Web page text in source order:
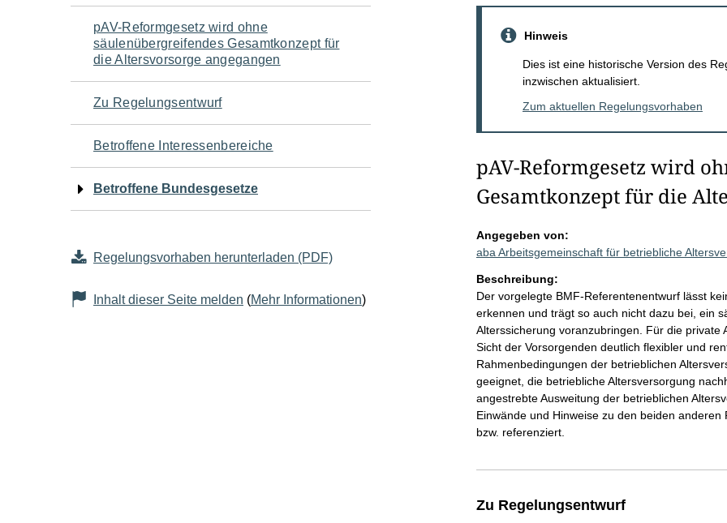
Navigation
für
den
Seiteninhalt
pAV-Reformgesetz wird ohne
säulenübergreifendes Gesamtkonzept für
die Altersvorsorge angegangen
Zu Regelungsentwurf
Betroffene Interessenbereiche
Betroffene Bundesgesetze
Regelungsvorhaben herunterladen (PDF)
Inhalt dieser Seite melden (Mehr Informationen)
Hinweis
Dies ist eine historische Version des
inzwischen aktualisiert.
Zum aktuellen Regelungsvorhaben
pAV-Reformgesetz wird
Gesamtkonzept für die
Angegeben von:
aba Arbeitsgemeinschaft für betriebliche
Beschreibung:
Der vorgelegte BMF-Referentenentwurf lässt
erkennen und trägt so auch nicht dazu bei, ein
Alterssicherung voranzubringen. Für die
Sicht der Vorsorgenden deutlich flexibler und
Rahmenbedingungen der betrieblichen
geeignet, die betriebliche Altersversorgung
angestrebte Ausweitung der betrieblichen
Einwände und Hinweise zu den beiden
bzw. referenziert.
Zu Regelungsentwurf